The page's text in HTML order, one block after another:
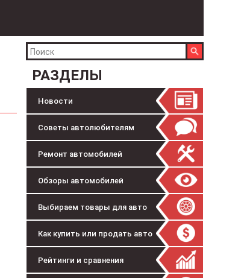
РАЗДЕЛЫ
Новости
Советы автолюбителям
Ремонт автомобилей
Обзоры автомобилей
Выбираем товары для авто
Как купить или продать авто
Рейтинги и сравнения